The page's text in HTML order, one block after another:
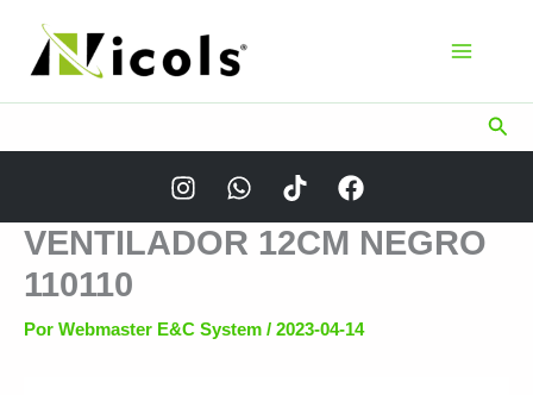
contenido
VENTILADOR 12CM NEGRO
110110
Por Webmaster E&C System / 2023-04-14